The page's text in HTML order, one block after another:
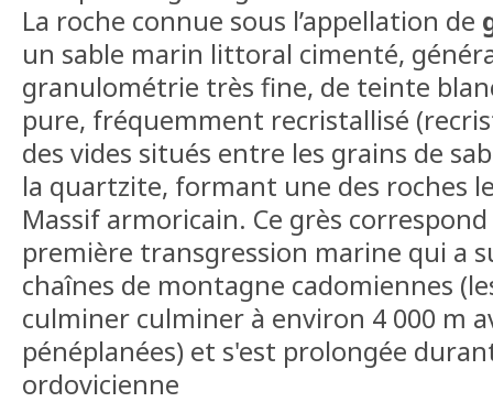
La roche connue sous l’appellation de
un sable marin littoral cimenté,
granulométrie très fine, de teinte
pure, fréquemment recristallisé
des vides situés entre les grains de
la quartzite, formant une des roches
Massif armoricain. Ce grès
première transgression marine qui a
chaînes de montagne cadomiennes
culminer culminer à environ 4 000 m
pénéplanées) et s'est prolongée
ordovicienne